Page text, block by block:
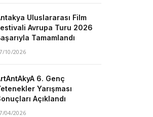
Uluslararası Film
Avrupa Turu 2026
Tamamlandı
10/2026
6. Genç
Yarışması
Açıklandı
04/2026